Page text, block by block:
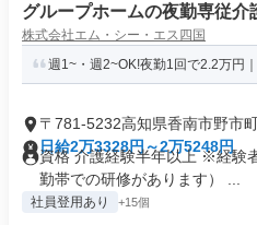
グループホームの夜勤専従介
株式会社エム・シー・エス四国
週1~・週2~OK!夜勤1回で2.2万円
〒781-5232高知県香南市野市
日給2万3328円～2万5248円
資格 介護経験半年以上 ※経験
勤帯での研修があります） ...
社員登用あり +15個